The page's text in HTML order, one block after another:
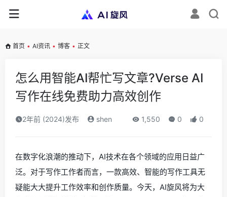
首页 • AI资讯 • 博客 • 正文
怎么用智能AI帮忙写文章?Verse AI
写作在线免费助力高效创作
2年前 (2024)发布 shen 1,550 0 0
在数字化浪潮的推动下，AI技术在各个领域的应用日益广
泛。对于写作工作者而言，一款高效、智能的写作工具无
疑能大大提升工作效率和创作质量。今天，AI旋风将为大